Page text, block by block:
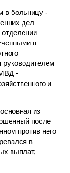
в больницу -
дел
отделении
в
руководителем
МВД -
и
из
после
против него
в
выплат,